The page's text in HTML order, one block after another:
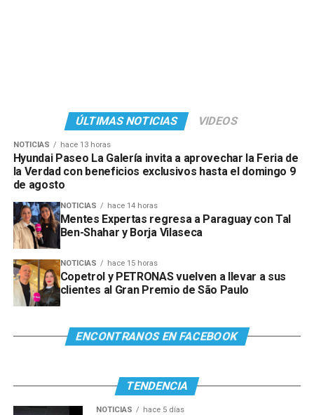
ÚLTIMAS NOTICIAS VIDEOS
NOTICIAS hace 13 horas
Hyundai Paseo La Galería invita a aprovechar la Feria de
la Verdad con beneficios exclusivos hasta el domingo 9
de agosto
NOTICIAS hace 14 horas
Mentes Expertas regresa a Paraguay con Tal
Ben-Shahar y Borja Vilaseca
NOTICIAS hace 15 horas
Copetrol y PETRONAS vuelven a llevar a sus
clientes al Gran Premio de São Paulo
ENCONTRANOS EN FACEBOOK
TENDENCIA
NOTICIAS hace 5 días